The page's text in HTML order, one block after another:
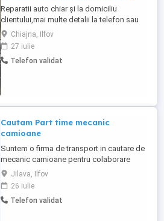
Reparatii auto chiar și la domiciliu
clientului,mai multe detalii la telefon sau
WhatsApp . Mecanic cu experiență în
Mercedes de peste 15 ani
Chiajna, Ilfov
27 iulie
Telefon validat
Cautam Part time mecanic
camioane
Suntem o firma de transport in cautare de
mecanic camioane pentru colaborare
part-time.
Jilava, Ilfov
26 iulie
Telefon validat